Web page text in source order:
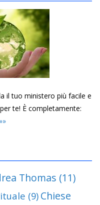
il tuo ministero più facile e
te! È completamente:
»»
Thomas (11)
(9) Chiese